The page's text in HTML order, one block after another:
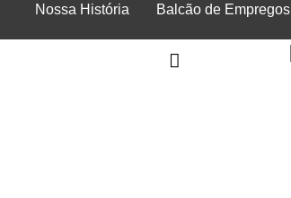
Nossa História Balcão de Empregos